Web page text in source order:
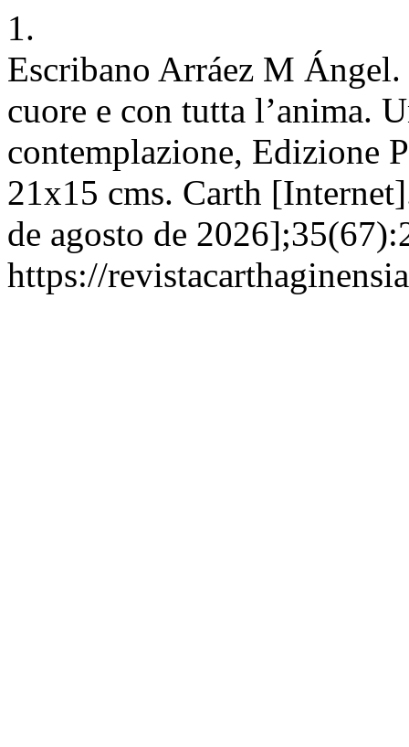
1.
Escribano Arráez M
cuore e con tutta l’anima.
contemplazione, Edizione
21x15 cms. Carth
de agosto de
https://